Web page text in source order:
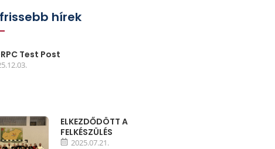
hírek
Test Post
ELKEZDŐDÖTT A
FELKÉSZÜLÉS
2025.07.21.